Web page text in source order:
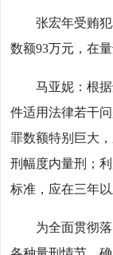
张宏年受贿犯
数额93万元，在
马亚妮：根据
件适用法律若干
罪数额特别巨大
刑幅度内量刑；
标准，应在三年
为全面贯彻落